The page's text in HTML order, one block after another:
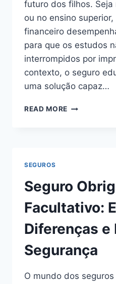
futuro dos filhos.
ou no ensino
financeiro
para que os estudos
interrompidos por
contexto, o seguro
uma solução capaz…
READ MORE SEGURO
SEGUROS
Seguro
Facultativo:
Diferenças e
Segurança
O mundo dos